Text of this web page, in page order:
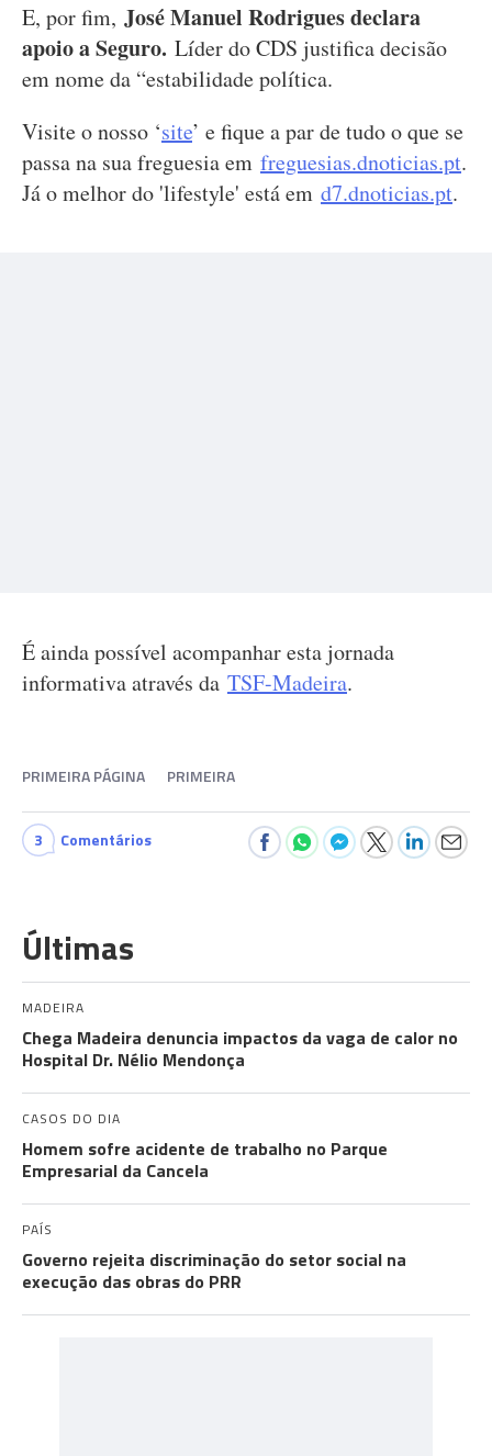
E, por fim, José Manuel Rodrigues declara
apoio a Seguro. Líder do CDS justifica decisão
em nome da “estabilidade política.
Visite o nosso ‘site’ e fique a par de tudo o que se
passa na sua freguesia em freguesias.dnoticias.pt.
Já o melhor do 'lifestyle' está em d7.dnoticias.pt.
É ainda possível acompanhar esta jornada
informativa através da TSF-Madeira.
PRIMEIRA PÁGINA PRIMEIRA
3 Comentários
Últimas
MADEIRA
Chega Madeira denuncia impactos da vaga de calor no
Hospital Dr. Nélio Mendonça
CASOS DO DIA
Homem sofre acidente de trabalho no Parque
Empresarial da Cancela
PAÍS
Governo rejeita discriminação do setor social na
execução das obras do PRR